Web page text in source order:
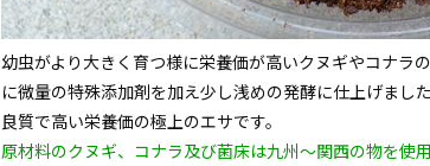
幼虫がより大きく育つ様に栄養価が高いクヌギやコナラ
に微量の特殊添加剤を加え少し浅めの発酵に仕上げました
良質で高い栄養価の極上のエサです。
原材料のクヌギ、コナラ及び菌床は九州～関西の物を使用